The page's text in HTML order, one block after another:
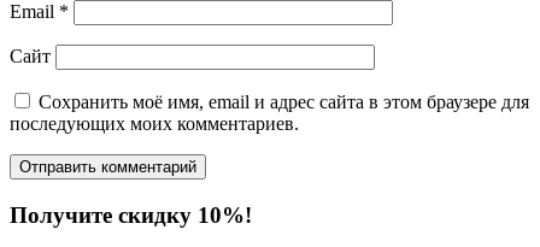
Email *
Сайт
Сохранить моё имя, email и адрес сайта в этом браузере для
последующих моих комментариев.
Получите скидку 10%!